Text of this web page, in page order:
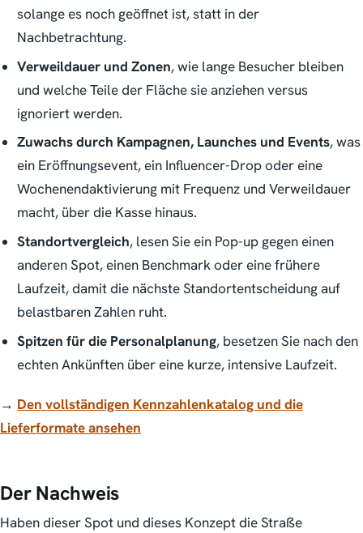
solange es noch geöffnet ist, statt in der
Nachbetrachtung.
Verweildauer und Zonen, wie lange Besucher bleiben
und welche Teile der Fläche sie anziehen versus
ignoriert werden.
Zuwachs durch Kampagnen, Launches und Events, was
ein Eröffnungsevent, ein Influencer-Drop oder eine
Wochenendaktivierung mit Frequenz und Verweildauer
macht, über die Kasse hinaus.
Standortvergleich, lesen Sie ein Pop-up gegen einen
anderen Spot, einen Benchmark oder eine frühere
Laufzeit, damit die nächste Standortentscheidung auf
belastbaren Zahlen ruht.
Spitzen für die Personalplanung, besetzen Sie nach den
echten Ankünften über eine kurze, intensive Laufzeit.
→ Den vollständigen Kennzahlenkatalog und die
Lieferformate ansehen
Der Nachweis
Haben dieser Spot und dieses Konzept die Straße